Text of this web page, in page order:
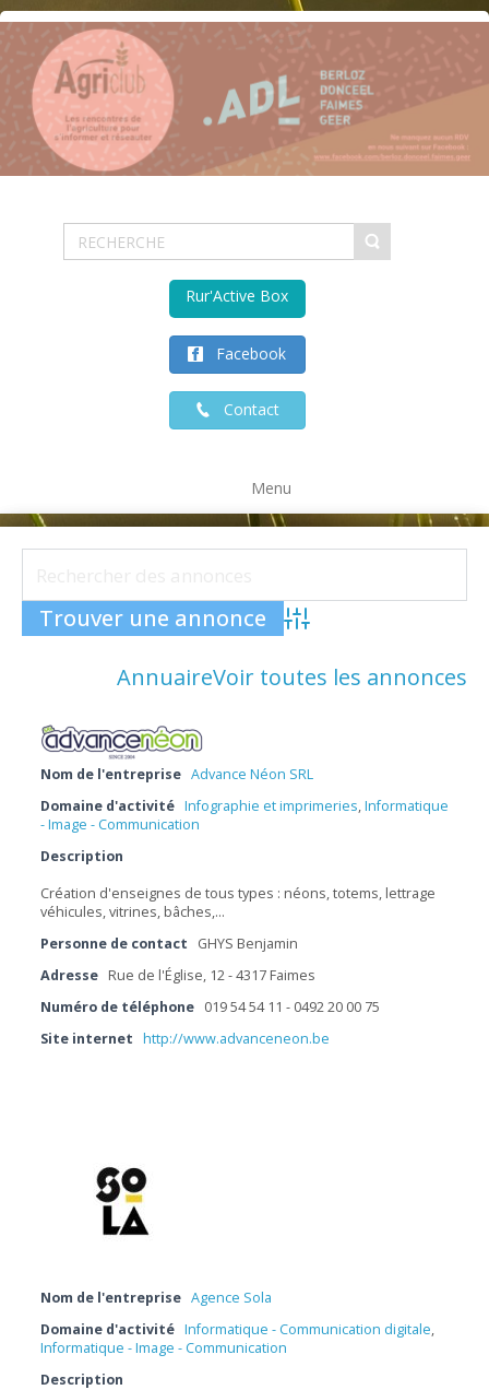
Facebook
Contact
Rur'Active Box
Menu
Advanced Search
AnnuaireVoir toutes les annonces
Nom de l'entreprise Advance Néon SRL
Domaine d'activité Infographie et imprimeries,Informatique
- Image - Communication
Description
Création d'enseignes de tous types : néons, totems, lettrage
véhicules, vitrines, bâches,…
Personne de contact
GHYS Benjamin
Adresse Rue de l'Église, 12 - 4317 Faimes
Numéro de téléphone 019 54 54 11 - 0492 20 00 75
Site internet http://www.advanceneon.be
Nom de l'entreprise Agence Sola
Domaine d'activité Informatique - Communication digitale,
Informatique - Image - Communication
Description